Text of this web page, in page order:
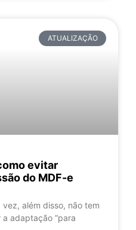
ATUALIZAÇÃO
evitar
do MDF-e
vez, além disso, não tem
adaptação “para